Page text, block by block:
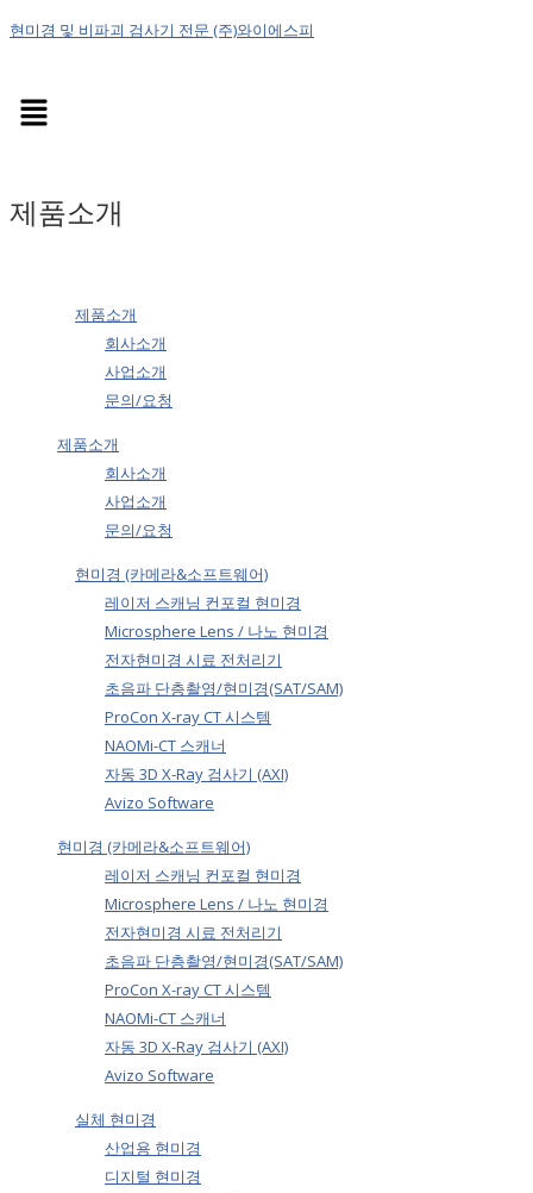
현미경 및 비파괴 검사기 전문 (주)와이에스피
Menu
제품소개
제품소개
회사소개
사업소개
문의/요청
제품소개
회사소개
사업소개
문의/요청
현미경 (카메라&소프트웨어)
레이저 스캐닝 컨포컬 현미경
Microsphere Lens / 나노 현미경
전자현미경 시료 전처리기
초음파 단층촬영/현미경(SAT/SAM)
ProCon X-ray CT 시스템
NAOMi-CT 스캐너
자동 3D X-Ray 검사기 (AXI)
Avizo Software
현미경 (카메라&소프트웨어)
레이저 스캐닝 컨포컬 현미경
Microsphere Lens / 나노 현미경
전자현미경 시료 전처리기
초음파 단층촬영/현미경(SAT/SAM)
ProCon X-ray CT 시스템
NAOMi-CT 스캐너
자동 3D X-Ray 검사기 (AXI)
Avizo Software
실체 현미경
산업용 현미경
디지털 현미경